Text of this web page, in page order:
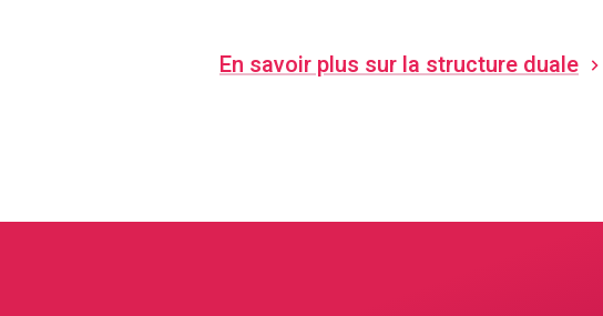
En savoir plus sur la structure duale